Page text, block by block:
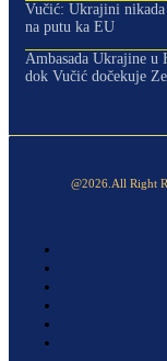
Vučić: Ukrajini
na putu ka EU
Ambasada Ukrajine u
dok Vučić dočekuje
@2026.All Right